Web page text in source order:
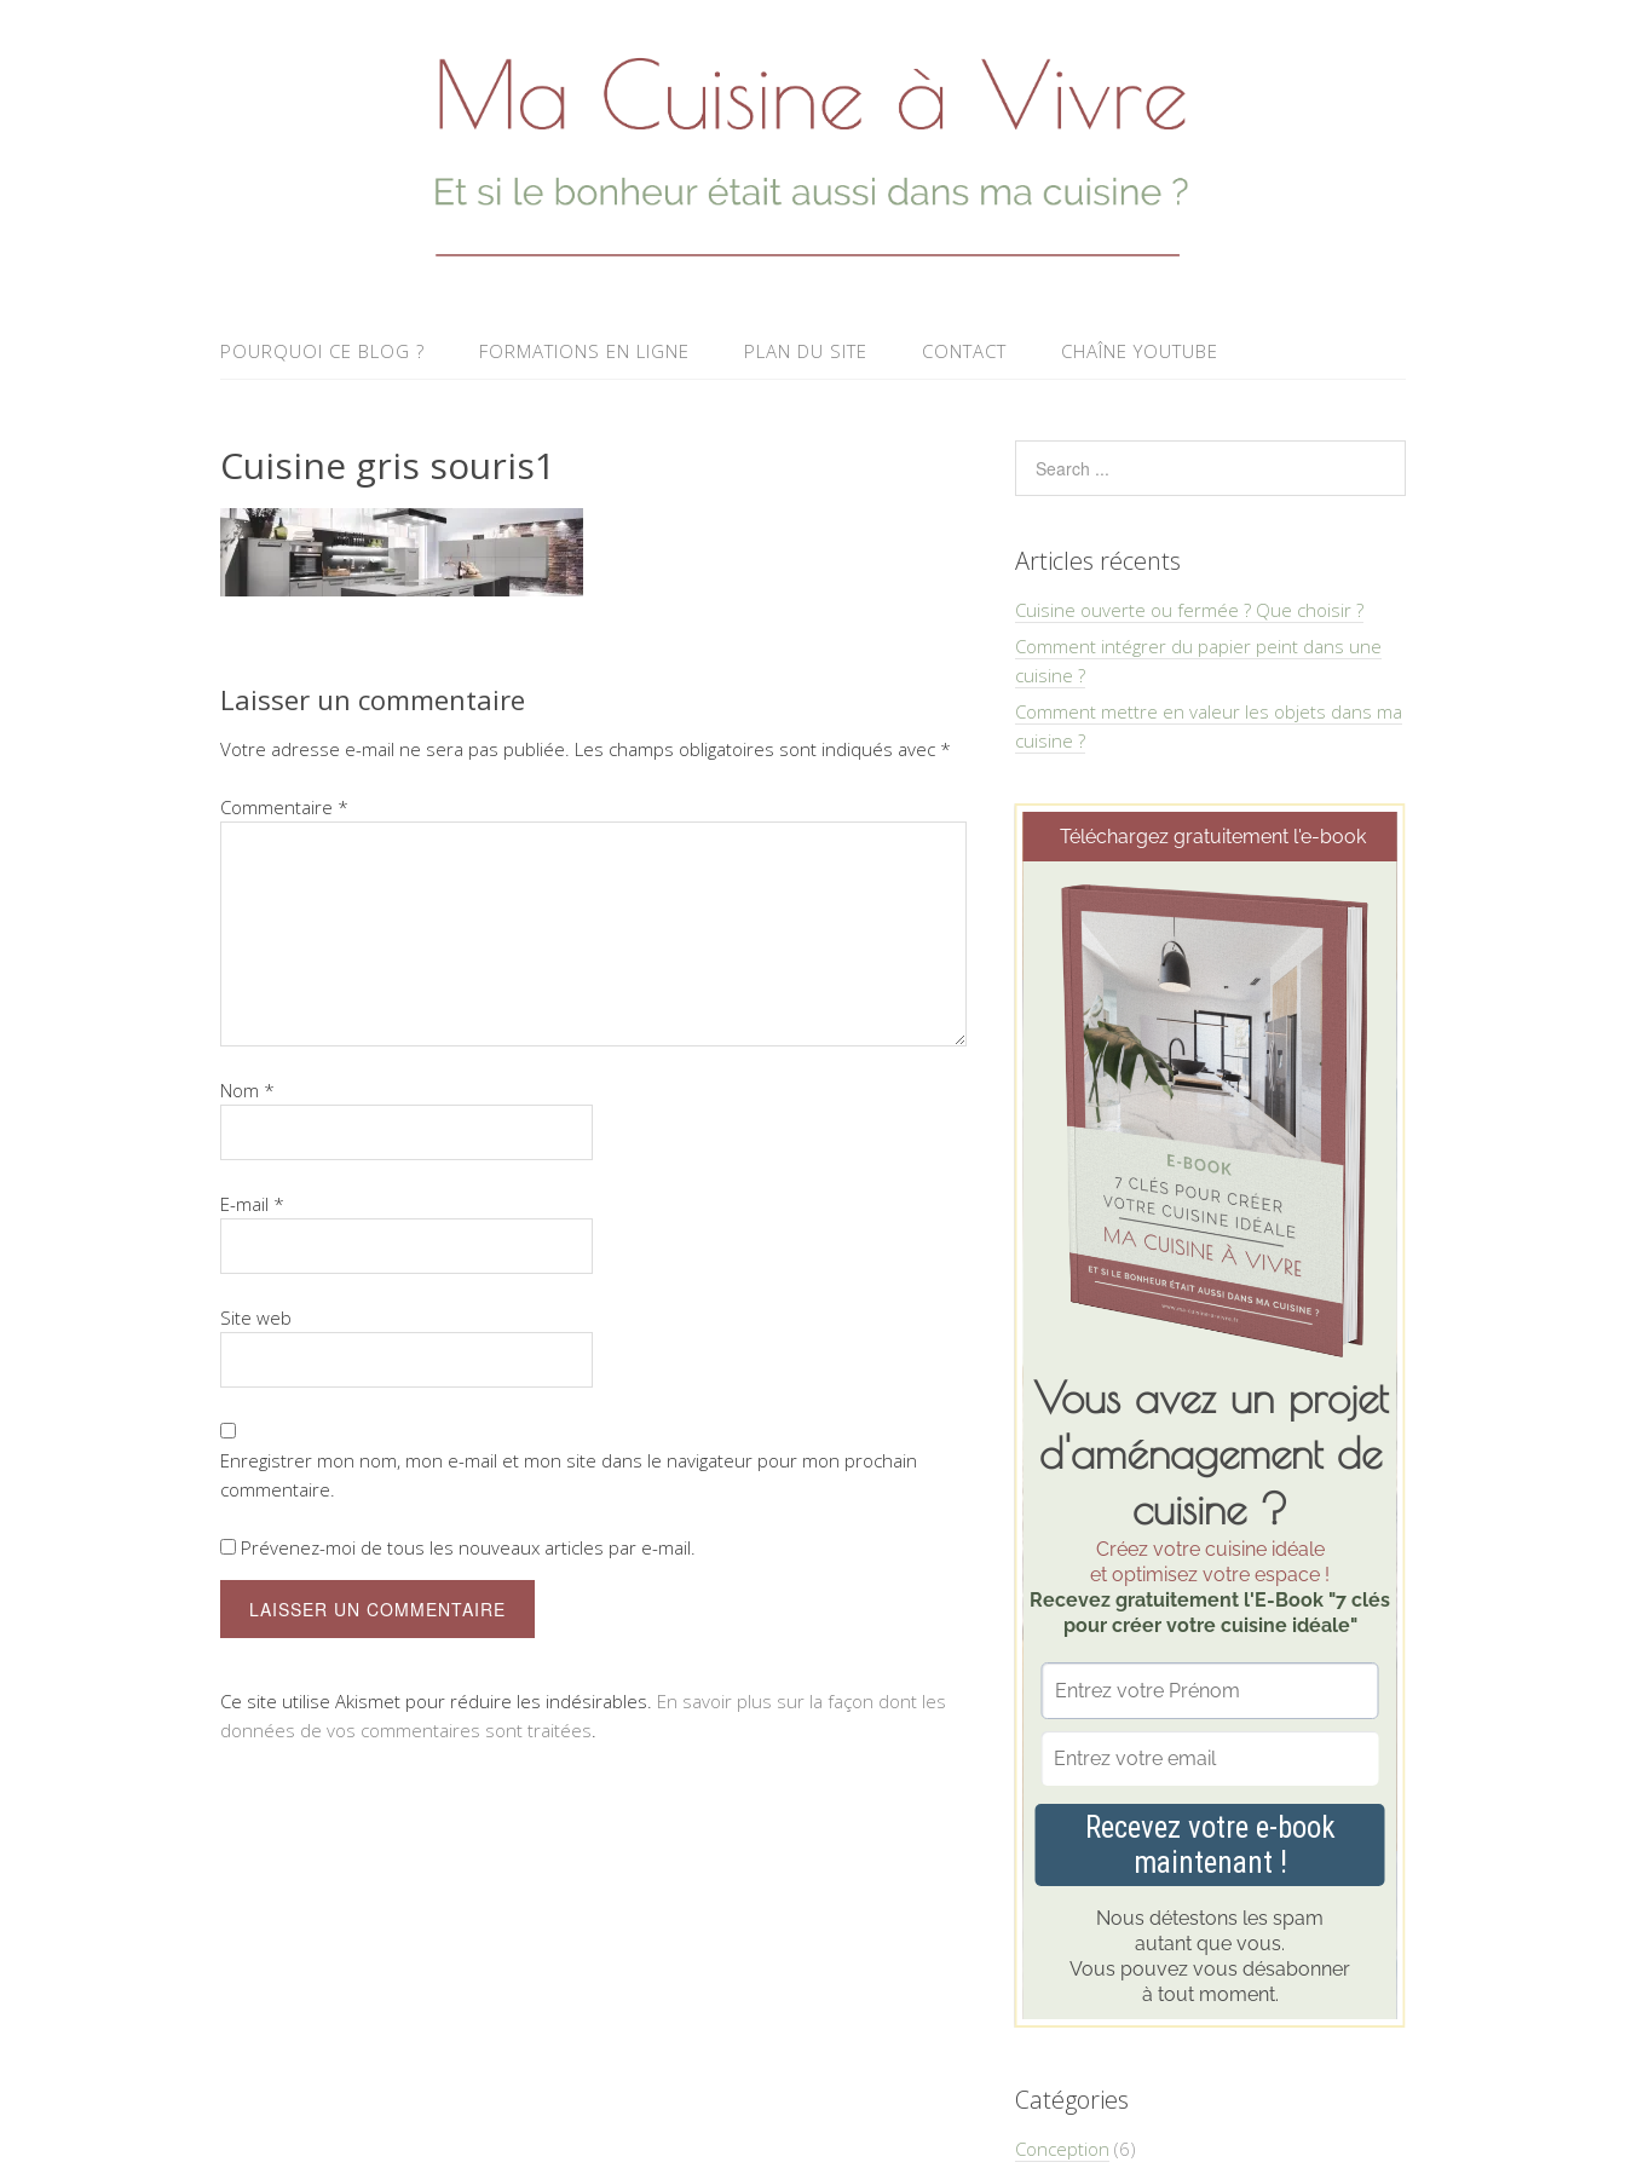
POURQUOI CE BLOG ? FORMATIONS EN LIGNE PLAN DU SITE CONTACT CHAÎNE YOUTUBE
Cuisine gris souris1
Laisser un commentaire
Votre adresse e-mail ne sera pas publiée. Les champs obligatoires sont indiqués avec *
Commentaire *
Nom *
E-mail *
Site web
Enregistrer mon nom, mon e-mail et mon site dans le navigateur pour mon prochain
commentaire.
Prévenez-moi de tous les nouveaux articles par e-mail.
Ce site utilise Akismet pour réduire les indésirables. En savoir plus sur la façon dont les
données de vos commentaires sont traitées.
Articles récents
Cuisine ouverte ou fermée ? Que choisir ?
Comment intégrer du papier peint dans une
cuisine ?
Comment mettre en valeur les objets dans ma
cuisine ?
Catégories
Conception (6)